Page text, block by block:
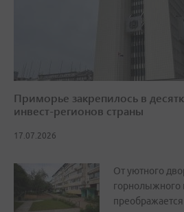
Приморье закрепилось в
инвест-регионов страны
17.07.2026
От уютного
горнолыжного